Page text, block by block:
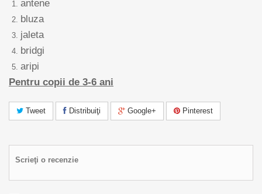
antene
bluza
jaleta
bridgi
aripi
Pentru copii de 3-6 ani
Tweet Distribuiţi Google+ Pinterest
Scrieţi o recenzie